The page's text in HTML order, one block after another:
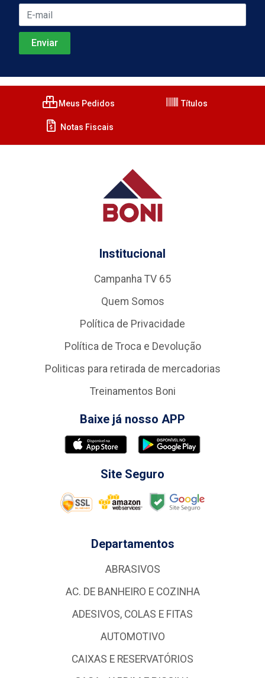
Meus Pedidos Títulos
Notas Fiscais
Institucional
Campanha TV 65
Quem Somos
Política de Privacidade
Política de Troca e Devolução
Politicas para retirada de mercadorias
Treinamentos Boni
Baixe já nosso APP
Site Seguro
Departamentos
ABRASIVOS
AC. DE BANHEIRO E COZINHA
ADESIVOS, COLAS E FITAS
AUTOMOTIVO
CAIXAS E RESERVATÓRIOS